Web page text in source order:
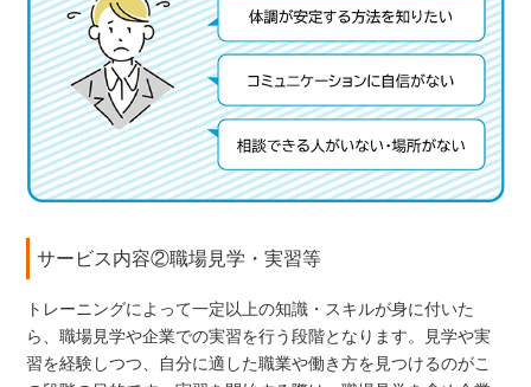
サービス内容②職場見学・実習等
トレーニングによって一定以上の知識・スキルが身に付いた
ら、職場見学や企業での実習を行う段階となります。見学や実
習を経験しつつ、自分に適した職業や働き方を見つけるのがこ